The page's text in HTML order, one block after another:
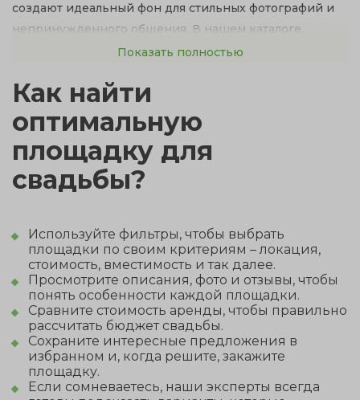
создают идеальный фон для стильных фотографий и
непринужденного общения. В нашем каталоге
собраны лучшие лофты Челябинска: от уютных
площадок.
Ниже представлен полный список свободных
площадок с актуальными ценами. Используйте
фильтры, чтобы подобрать идеальное место по
вместимости и району.
Показать полностью
Как найти
оптимальную
площадку для
свадьбы?
Используйте фильтры, чтобы выбрать
площадки по своим критериям – локация,
стоимость, вместимость и так далее.
Просмотрите описания, фото и отзывы, чтобы
понять особенности каждой площадки.
Сравните стоимость аренды, чтобы правильно
рассчитать бюджет свадьбы.
Сохраните интересные предложения в
избранном и, когда решите, закажите
площадку.
Если сомневаетесь, наши эксперты всегда